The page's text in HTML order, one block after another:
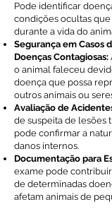
Pode identificar
condições ocultas
durante a vida do
Segurança em Casos
Doenças Contagiosas:
o animal faleceu
doença que possa
outros animais ou
Avaliação de
de suspeita de lesões
pode confirmar a
danos internos.
Documentação para
exame pode
de determinadas
afetam animais de